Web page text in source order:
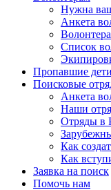
Нужна
Анкета
Список
Пропавшие дети
Поисковые
Анкета
Наши
Отряды в
Как
Как
Заявка на поиск
Помочь нам